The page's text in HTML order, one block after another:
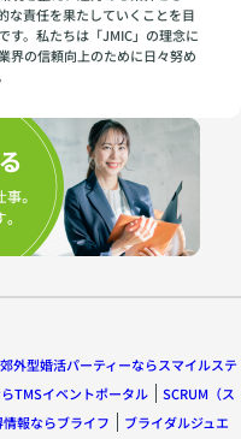
な責任を果たしていくことを目
す。私たちは「JMIC」の理念に
界の信頼向上のために日々努め
郊外型婚活パーティーならスマイルステ
TMSイベントポータル
SCRUM（ス
報ならブライフ
ブライダルジュエ